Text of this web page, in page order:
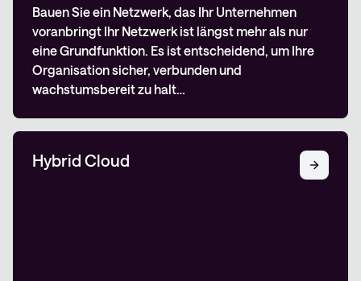
Bauen Sie ein Netzwerk, das Ihr Unternehmen
voranbringt Ihr Netzwerk ist längst mehr als nur
eine Grundfunktion. Es ist entscheidend, um Ihre
Organisation sicher, verbunden und
wachstumsbereit zu halt…
Hybrid Cloud